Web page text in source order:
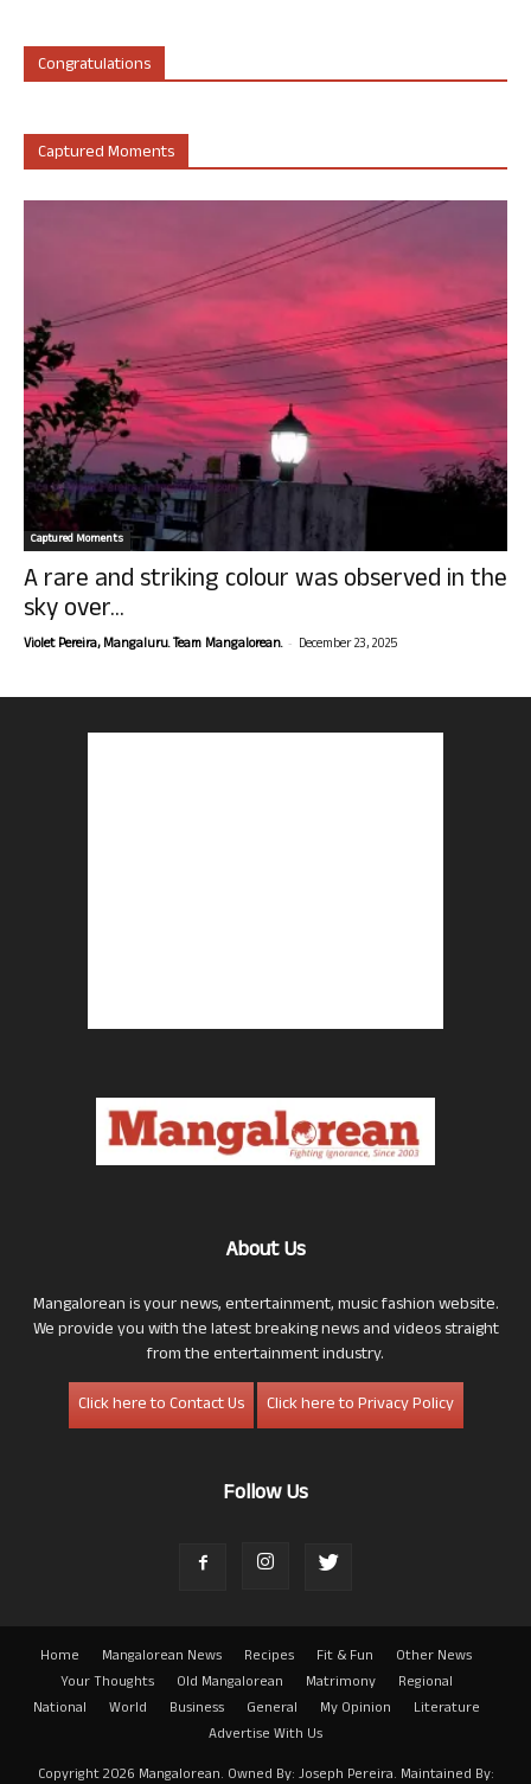
Congratulations
Captured Moments
Captured Moments
A rare and striking colour was observed in the
sky over...
Violet Pereira, Mangaluru. Team Mangalorean. - December 23, 2025
About Us
Mangalorean is your news, entertainment, music fashion website.
We provide you with the latest breaking news and videos straight
from the entertainment industry.
Click here to Contact Us
Click here to Privacy Policy
Follow Us
Home Mangalorean News Recipes Fit & Fun
Other News
Your Thoughts
Old Mangalorean Matrimony
Regional
National
World Business General My Opinion
Literature
Advertise With Us
Copyright 2026 Mangalorean. Owned By: Joseph Pereira. Maintained By: